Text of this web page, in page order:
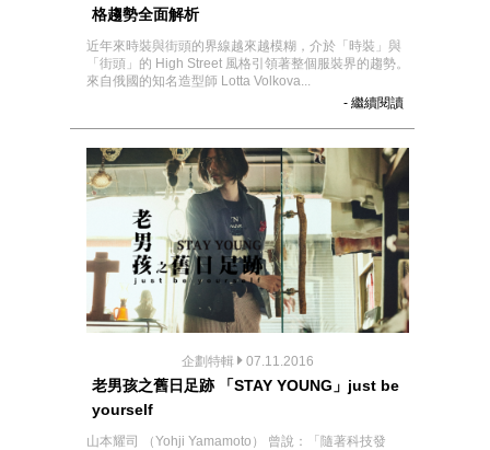
格趨勢全面解析
近年來時裝與街頭的界線越來越模糊，介於「時裝」與
「街頭」的 High Street 風格引領著整個服裝界的趨勢。
來自俄國的知名造型師 Lotta Volkova...
- 繼續閱讀
企劃特輯 07.11.2016
老男孩之舊日足跡 「STAY YOUNG」just be
yourself
山本耀司 （Yohji Yamamoto） 曾說：「隨著科技發